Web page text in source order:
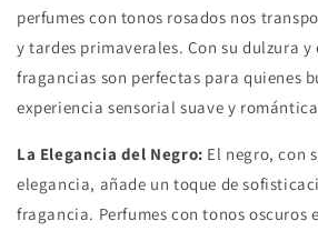
perfumes con tonos rosados nos
y tardes primaverales. Con su dulzura y
fragancias son perfectas para quienes
experiencia sensorial suave y
La Elegancia del Negro: El negro, con
elegancia, añade un toque de
fragancia. Perfumes con tonos oscuros